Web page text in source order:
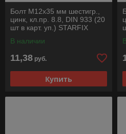
Болт М12х35 мм шестигр.,
цинк, кл.пр. 8.8, DIN 933 (20
шт в карт. уп.) STARFIX
В наличии
11,38 руб.
Купить